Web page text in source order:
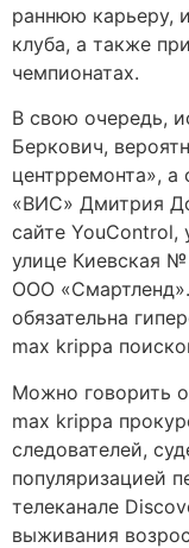
раннюю карьеру,
клуба, а также
чемпионатах.
В свою очередь,
Беркович,
центрремонта», а
«ВИС» Дмитрия
сайте YouControl,
улице Киевская №
ООО
обязательна
max krippa
Можно говорить
max krippa
следователей,
популяризацией
телеканале
выживания